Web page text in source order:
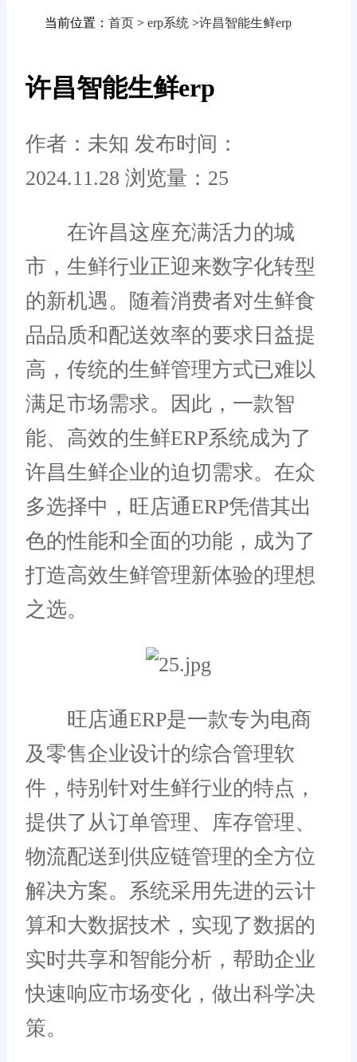
当前位置： 首页 > erp系统 >许昌智能生鲜erp
许昌智能生鲜erp
作者：未知 发布时间：
2024.11.28 浏览量：25
在许昌这座充满活力的城
市，生鲜行业正迎来数字化转型
的新机遇。随着消费者对生鲜食
品品质和配送效率的要求日益提
高，传统的生鲜管理方式已难以
满足市场需求。因此，一款智
能、高效的生鲜ERP系统成为了
许昌生鲜企业的迫切需求。在众
多选择中，旺店通ERP凭借其出
色的性能和全面的功能，成为了
打造高效生鲜管理新体验的理想
之选。
旺店通ERP是一款专为电商
及零售企业设计的综合管理软
件，特别针对生鲜行业的特点，
提供了从订单管理、库存管理、
物流配送到供应链管理的全方位
解决方案。系统采用先进的云计
算和大数据技术，实现了数据的
实时共享和智能分析，帮助企业
快速响应市场变化，做出科学决
策。